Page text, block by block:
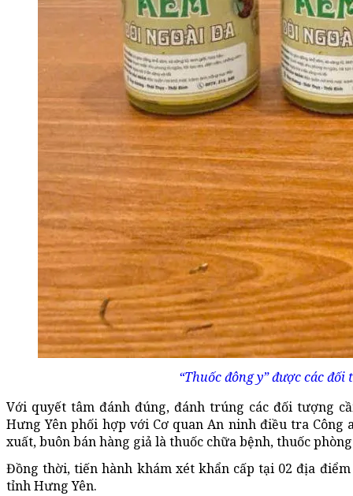
“Thuốc đông y” được các
Với quyết tâm đánh đúng, đánh trúng các đối tượng
Hưng Yên phối hợp với Cơ quan An ninh điều tra
xuất, buôn bán hàng giả là thuốc chữa bệnh, thuốc
Đồng thời, tiến hành khám xét khẩn cấp tại 02 địa
tỉnh Hưng Yên.